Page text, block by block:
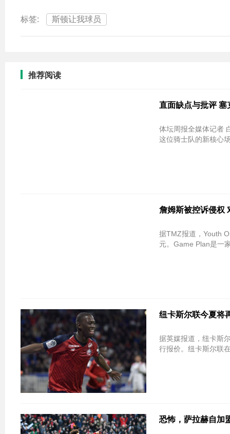
标签: 斯顿让我球员
推荐阅读
直面缺点与批评 塞
体坛周报全媒体记者
这位骑士队的新核心
詹姆斯被控诉侵权
据TMZ报道，Youth
元。Game Plan是一
纽卡斯尔联今夏将
据英媒报道，纽卡斯
行报价。纽卡斯尔联
恐怖，萨拉赫自加